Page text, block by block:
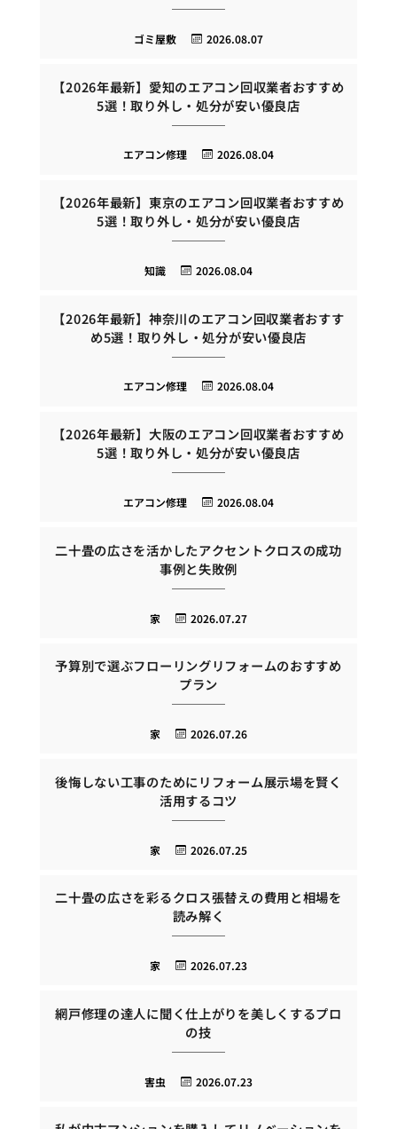
2026.08.07
ゴミ屋敷
【2026年最新】愛知のエアコン回収業者おすすめ
5選！取り外し・処分が安い優良店
2026.08.04
エアコン修理
【2026年最新】東京のエアコン回収業者おすすめ
5選！取り外し・処分が安い優良店
2026.08.04
知識
【2026年最新】神奈川のエアコン回収業者おすす
め5選！取り外し・処分が安い優良店
2026.08.04
エアコン修理
【2026年最新】大阪のエアコン回収業者おすすめ
5選！取り外し・処分が安い優良店
2026.08.04
エアコン修理
二十畳の広さを活かしたアクセントクロスの成功
事例と失敗例
2026.07.27
家
予算別で選ぶフローリングリフォームのおすすめ
プラン
2026.07.26
家
後悔しない工事のためにリフォーム展示場を賢く
活用するコツ
2026.07.25
家
二十畳の広さを彩るクロス張替えの費用と相場を
読み解く
2026.07.23
家
網戸修理の達人に聞く仕上がりを美しくするプロ
の技
2026.07.23
害虫